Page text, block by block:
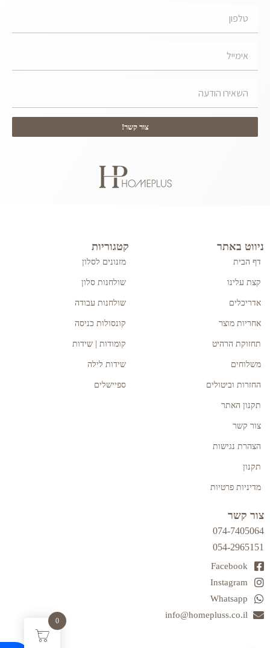
צור קשר!
ניווט באתר
דף הבית
קצת עלינו
אדריכלים
אחריות מוצר
תחזוקת הרהיט
משלוחים
החזרות וביטולים
תקנון האתר
צור קשר
הצהרת נגישות
תקנון
מדיניות פרטיות
קטגוריות
מזנונים לסלון
שולחנות סלון
שולחנות עבודה
קונסולות כניסה
קומודות | שידות
שידות לילה
ספיישלים
צור קשר
074-7405064
054-2965151
Facebook
Instagram
Whatsapp
info@homepluss.co.il
0